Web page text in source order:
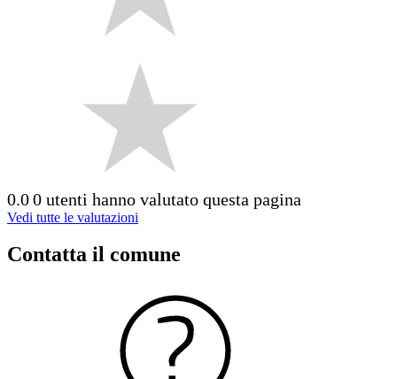
0.00 utenti hanno valutato questa pagina
Vedi tutte le valutazioni
Contatta il comune